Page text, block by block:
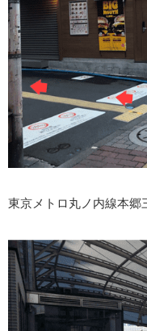
東京メトロ丸ノ内線本郷